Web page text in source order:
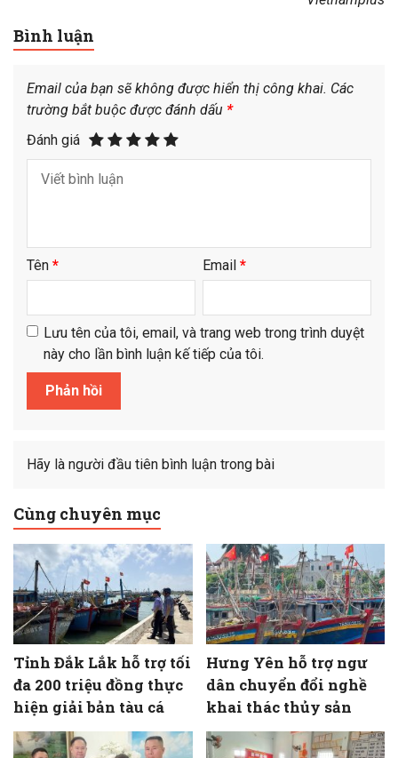
Bình luận
Email của bạn sẽ không được hiển thị công khai. Các
trường bắt buộc được đánh dấu *
Đánh giá
Tên * Email *
Lưu tên của tôi, email, và trang web trong trình duyệt
này cho lần bình luận kế tiếp của tôi.
Hãy là người đầu tiên bình luận trong bài
Cùng chuyên mục
Tỉnh Đắk Lắk hỗ trợ tối
đa 200 triệu đồng thực
hiện giải bản tàu cá
Hưng Yên hỗ trợ ngư
dân chuyển đổi nghề
khai thác thủy sản